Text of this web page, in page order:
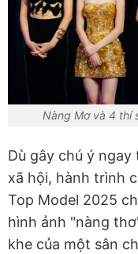
Nàng Mơ và 4 thí
Dù gây chú ý
xã hội, hành trình
Top Model 2025
hình ảnh "nàng
khe của một sân